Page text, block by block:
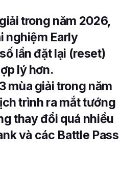
trong năm 2026,
nghiệm Early
lần đặt lại (reset)
lý hơn.
mùa giải trong năm
trình ra mắt tướng
thay đổi quá nhiều
và các Battle Pass